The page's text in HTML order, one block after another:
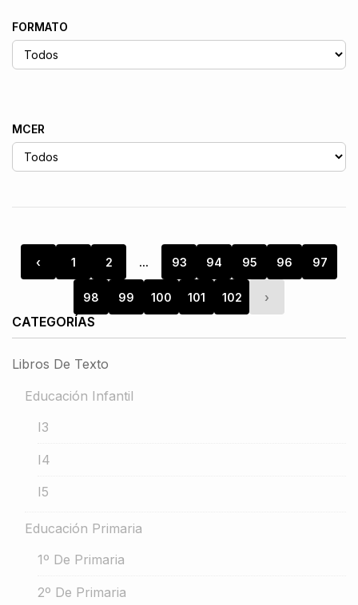
FORMATO
MCER
‹ 1 2 ... 93 94 95 96 97
98 99 100 101 102 ›
CATEGORÍAS
Libros De Texto
Educación Infantil
I3
I4
I5
Educación Primaria
1º De Primaria
2º De Primaria